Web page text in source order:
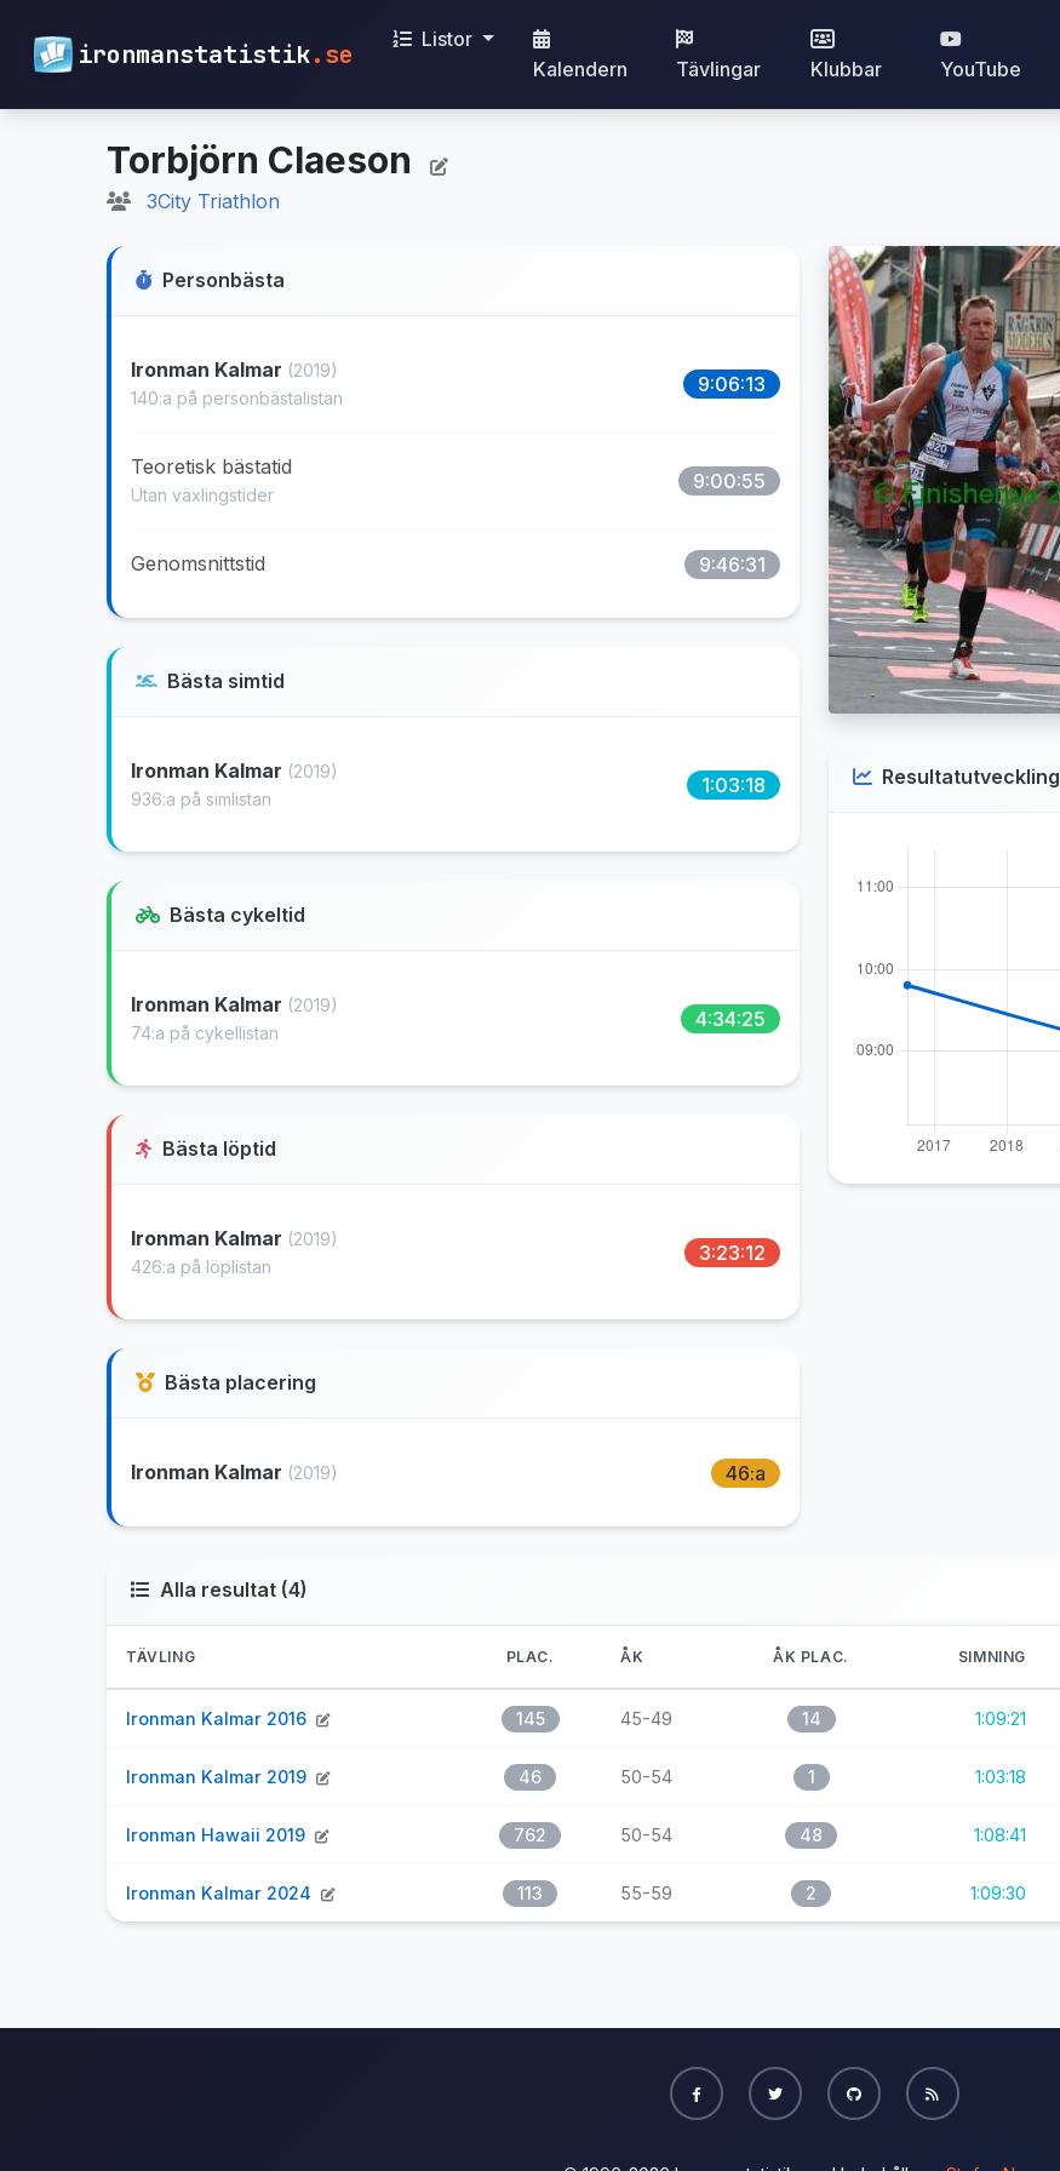
ironmanstatistik.se
Listor
Kalendern
Tävlingar Klubbar YouTube
Torbjörn Claeson
3City Triathlon
Personbästa
Ironman Kalmar (2019)
140:a på personbästalistan
9:06:13
Teoretisk bästatid
Utan växlingstider
9:00:55
Genomsnittstid 9:46:31
Bästa simtid
Ironman Kalmar (2019)
936:a på simlistan
1:03:18
Bästa cykeltid
Ironman Kalmar (2019)
74:a på cykellistan
4:34:25
Bästa löptid
Ironman Kalmar (2019)
426:a på löplistan
3:23:12
Bästa placering
Ironman Kalmar (2019) 46:a
Resultatutveckling
Alla resultat (4)
TÄVLING PLAC. ÅK ÅK PLAC. SIMNING
Ironman Kalmar 2016 145 45-49 14 1:09:21
Ironman Kalmar 2019 46 50-54 1 1:03:18
Ironman Hawaii 2019 762 50-54 48 1:08:41
Ironman Kalmar 2024 113 55-59 2 1:09:30